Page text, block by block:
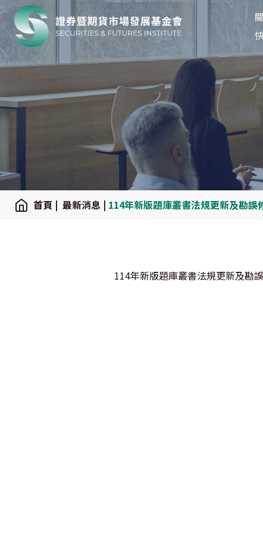
首頁 | 最新消息 | 114年新版題庫叢書法規更新及勘誤
114年新版題庫叢書法規更新及勘